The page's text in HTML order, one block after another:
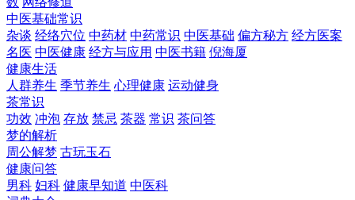
中医基础常识
杂谈 经络穴位 中药材 中药常识 中医基础 偏方秘方 经方医案
名医 中医健康 经方与应用 中医书籍 倪海厦
健康生活
人群养生 季节养生 心理健康 运动健身
茶常识
功效 冲泡 存放 禁忌 茶器 常识 茶问答
梦的解析
周公解梦 古玩玉石
健康问答
男科 妇科 健康早知道 中医科